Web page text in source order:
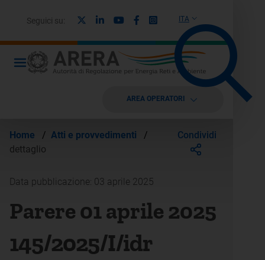
ITA
Seguici su: LinkedinYoutubeFacebook
Instagram
AREA OPERATORI
Home / Atti e provvedimenti
/
dettaglio
Condividi
Data pubblicazione: 03 aprile 2025
Parere 01 aprile 2025
145/2025/I/idr